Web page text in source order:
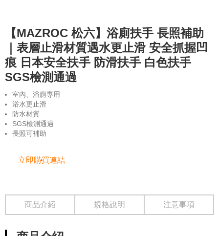
【MAZROC 松六】浴廁扶手 長照補助
｜表層止滑材質遇水更止滑 安全抓握凹
痕 日本安全扶手 防滑扶手 白色扶手
SGS檢測通過
室內、浴廁專用
浴水更止滑
防水材質
SGS檢測通過
長照可補助
立即購買連結
商品介紹 規格說明 注意事項